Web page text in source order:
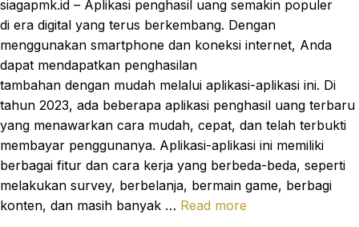
siagapmk.id – Aplikasi penghasil uang semakin populer
di era digital yang terus berkembang. Dengan
menggunakan smartphone dan koneksi internet, Anda
dapat mendapatkan penghasilan
tambahan dengan mudah melalui aplikasi-aplikasi ini. Di
tahun 2023, ada beberapa aplikasi penghasil uang terbaru
yang menawarkan cara mudah, cepat, dan telah terbukti
membayar penggunanya. Aplikasi-aplikasi ini memiliki
berbagai fitur dan cara kerja yang berbeda-beda, seperti
melakukan survey, berbelanja, bermain game, berbagi
konten, dan masih banyak … Read more